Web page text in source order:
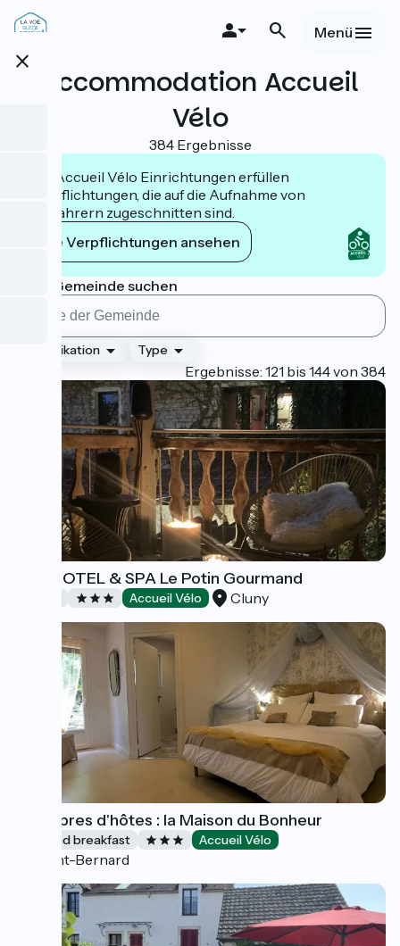
Direkt
zum
close
Menü
Accommodation Accueil
Vélo
384 Ergebnisse
Die Accueil Vélo Einrichtungen erfüllen
Verpflichtungen, die auf die Aufnahme von
Radfahrern zugeschnitten sind.
Die Verpflichtungen ansehen
Nach Gemeinde suchen
Klassifikation Type
Ergebnisse: 121 bis 144 von 384
ART'HOTEL & SPA Le Potin Gourmand
Accueil Vélo Cluny
Chambres d'hôtes : la Maison du Bonheur
Bed and breakfast Accueil Vélo
Saint-Bernard